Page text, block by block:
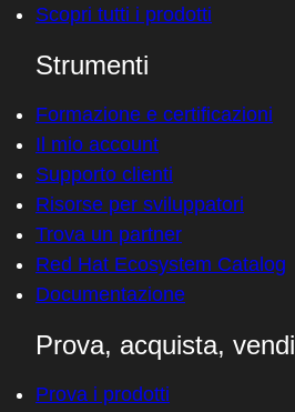
Scopri tutti i prodotti
Strumenti
Formazione e certificazioni
Il mio account
Supporto clienti
Risorse per sviluppatori
Trova un partner
Red Hat Ecosystem Catalog
Documentazione
Prova, acquista, vendi
Prova i prodotti